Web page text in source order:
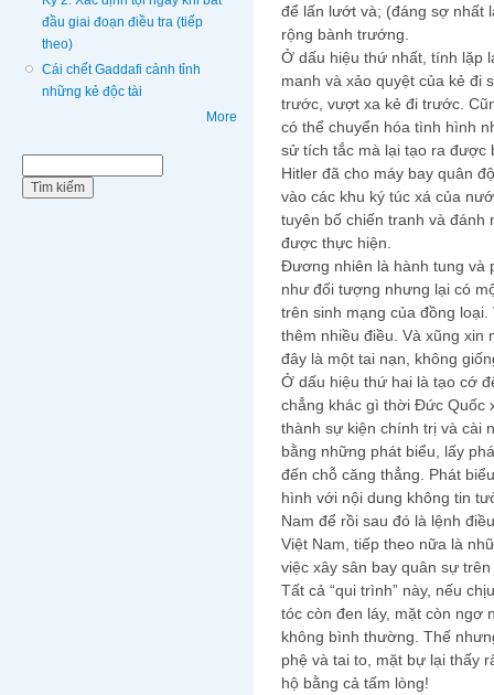
đầu giai đoạn điều tra (tiếp
theo)
Cái chết Gaddafi cảnh tỉnh
những kẻ độc tài
More
để lấn lướt và; (đáng sợ nhất
rộng bành trướng.
Ở dấu hiệu thứ nhất, tính lặp
manh và xảo quyệt của kẻ đi
trước, vượt xa kẻ đi trước.
có thể chuyển hóa tình hình
sử tích tắc mà lại tạo ra được
Hitler đã cho máy bay quân
vào các khu ký túc xá của
tuyên bố chiến tranh và đánh
được thực hiện.
Đương nhiên là hành tung và
như đối tượng nhưng lại có
trên sinh mạng của đồng
thêm nhiều điều. Và xũng xin
đây là một tai nạn, không
Ở dấu hiệu thứ hai là tạo cớ
chẳng khác gì thời Đức Quốc
thành sự kiện chính trị và cài
bằng những phát biểu, lấy
đến chỗ căng thẳng. Phát
hình với nội dung không tin
Nam để rồi sau đó là lệnh
Việt Nam, tiếp theo nữa là
việc xây sân bay quân sự
Tất cả “qui trình” này, nếu
tóc còn đen láy, mặt còn ngơ
không bình thường. Thế
phệ và tai to, mặt bự lại thấy
hộ bằng cả tấm lòng!